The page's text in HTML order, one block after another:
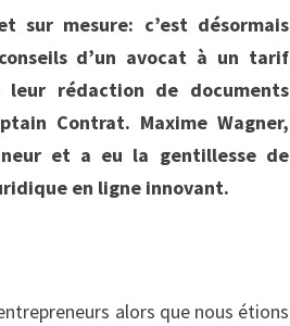
sur mesure: c’est désormais
d’un avocat à un tarif
leur rédaction de documents
Contrat. Maxime Wagner,
et a eu la gentillesse de
en ligne innovant.
alors que nous étions